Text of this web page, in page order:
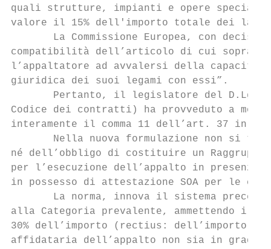
quali strutture, impianti e opere
valore il 15% dell'importo totale dei
La Commissione Europea, con
compatibilità dell’articolo di cui sopra
l’appaltatore ad avvalersi della
giuridica dei suoi legami con essi”.
Pertanto, il legislatore del
Codice dei contratti) ha provveduto a
interamente il comma 11 dell’art. 37 in
Nella nuova formulazione non si
né dell’obbligo di costituire un
per l’esecuzione dell’appalto in
in possesso di attestazione SOA per le
La norma, innova il sistema
alla Categoria prevalente, ammettendo il
30% dell’importo (rectius: dell’importo
affidataria dell’appalto non sia in grado